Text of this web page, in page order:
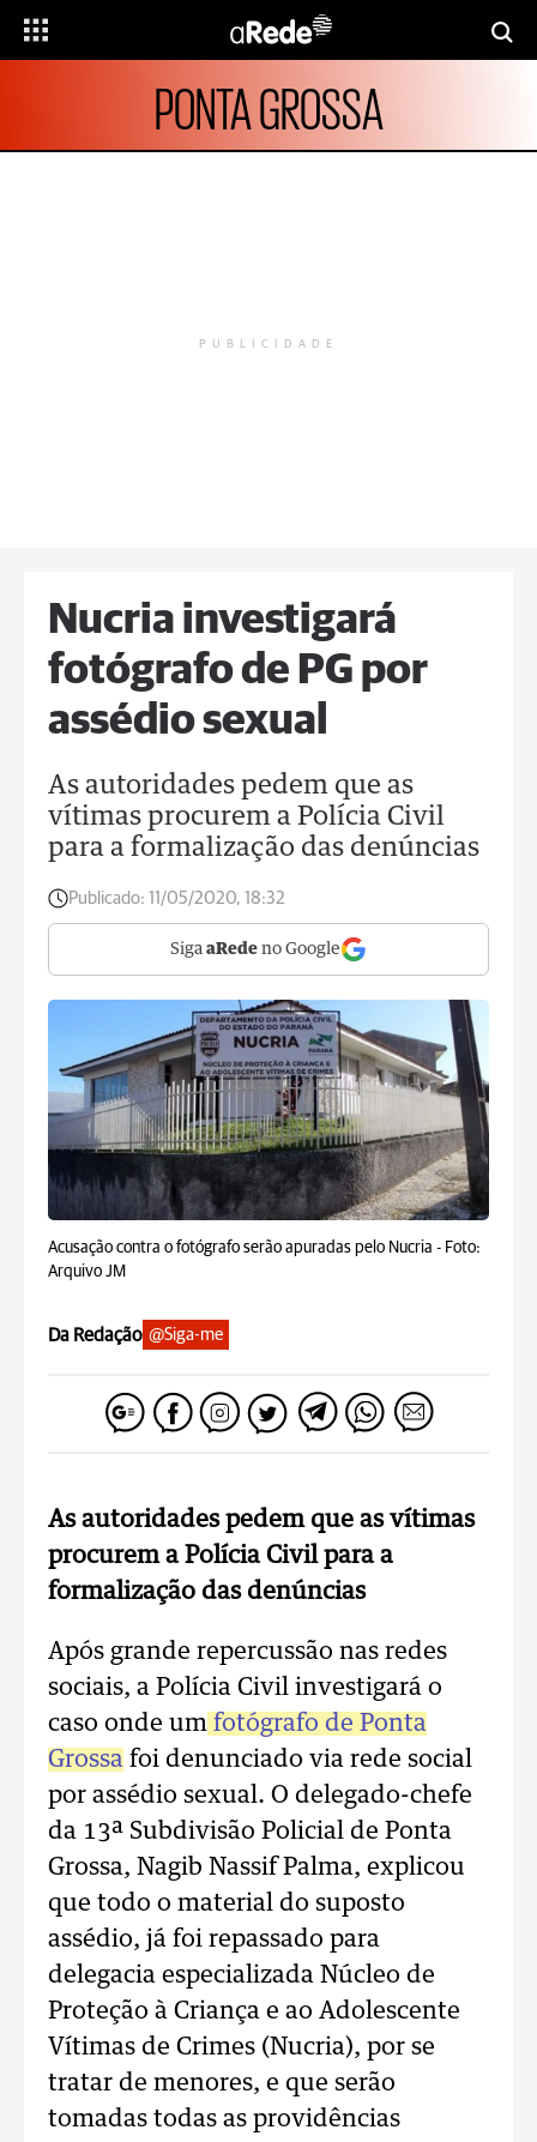
PONTA GROSSA
PUBLICIDADE
Nucria investigará
fotógrafo de PG por
assédio sexual
As autoridades pedem que as
vítimas procurem a Polícia Civil
para a formalização das denúncias
Publicado: 11/05/2020, 18:32
Siga aRede no Google
Acusação contra o fotógrafo serão apuradas pelo Nucria - Foto:
Arquivo JM
Da Redação @Siga-me
As autoridades pedem que as vítimas
procurem a Polícia Civil para a
formalização das denúncias
Após grande repercussão nas redes
sociais, a Polícia Civil investigará o
caso onde um fotógrafo de Ponta
Grossa foi denunciado via rede social
por assédio sexual. O delegado-chefe
da 13ª Subdivisão Policial de Ponta
Grossa, Nagib Nassif Palma, explicou
que todo o material do suposto
assédio, já foi repassado para
delegacia especializada Núcleo de
Proteção à Criança e ao Adolescente
Vítimas de Crimes (Nucria), por se
tratar de menores, e que serão
tomadas todas as providências